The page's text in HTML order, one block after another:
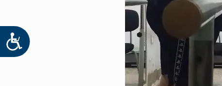
ACCESIBILIDAD